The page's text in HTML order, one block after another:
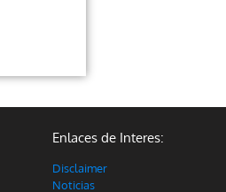
Enlaces de Interes:
Disclaimer
Noticias